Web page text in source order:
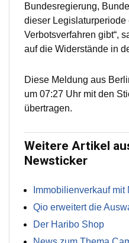
Bundesregierung,
dieser Legislaturperiode
Verbotsverfahren gibt“,
auf die Widerstände in
Diese Meldung aus
um 07:27 Uhr mit den
übertragen.
Weitere Artikel
Newsticker
Immobilienverkauf
Qio erweitert die
Der Haribo Shop